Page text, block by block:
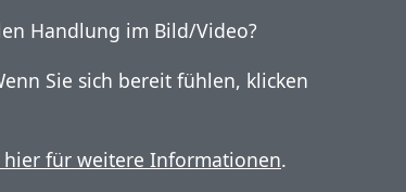
Handlung im Bild/Video?
Sie sich bereit fühlen, klicken
hier für weitere Informationen.